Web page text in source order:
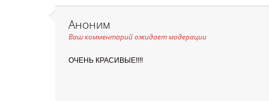
Аноним
Ваш комментарий ожидает модерации
ОЧЕНЬ КРАСИВЫЕ!!!!